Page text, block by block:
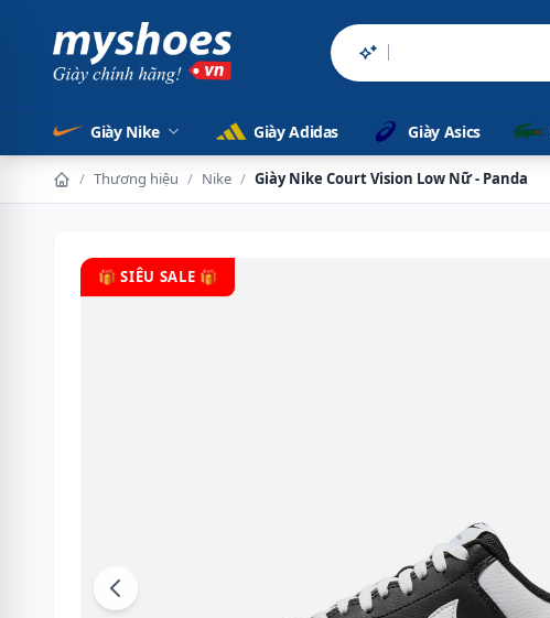
Sản phẩm chính h
Giày Nike Giày Adidas Giày Asics
/ Thương hiệu / Nike / Giày Nike Court Vision Low Nữ - Panda
🎁 SIÊU SALE 🎁